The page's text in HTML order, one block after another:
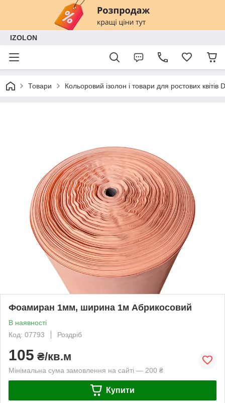
IZOLON
Товари Кольоровий ізолон і товари для ростових квітів
Фоамиран 1мм, ширина 1м Абрикосовий
В наявності
Код: 07793
Роздріб
105 ₴/кв.м
Мінімальна сума замовлення на сайті — 200 ₴
Купити